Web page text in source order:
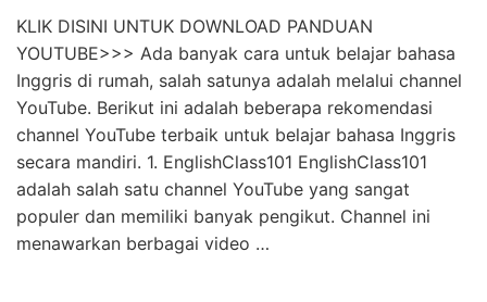
KLIK DISINI UNTUK DOWNLOAD PANDUAN
YOUTUBE>>> Ada banyak cara untuk belajar bahasa
Inggris di rumah, salah satunya adalah melalui channel
YouTube. Berikut ini adalah beberapa rekomendasi
channel YouTube terbaik untuk belajar bahasa Inggris
secara mandiri. 1. EnglishClass101 EnglishClass101
adalah salah satu channel YouTube yang sangat
populer dan memiliki banyak pengikut. Channel ini
menawarkan berbagai video …